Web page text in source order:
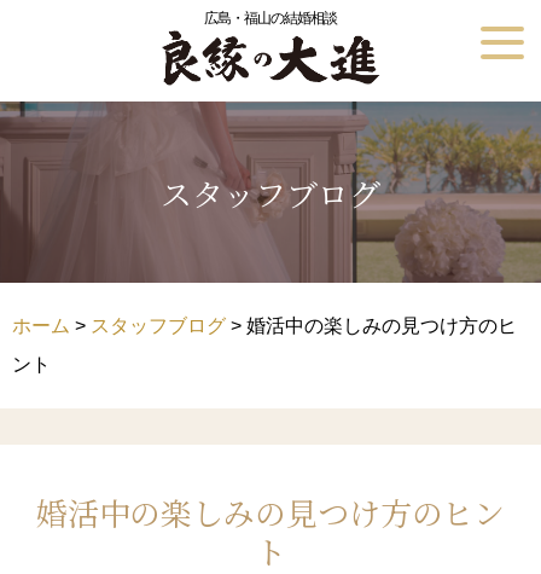
広島・福山の結婚相談
スタッフブログ
ホーム > スタッフブログ > 婚活中の楽しみの見つけ方のヒ
ント
婚活中の楽しみの見つけ方のヒン
ト